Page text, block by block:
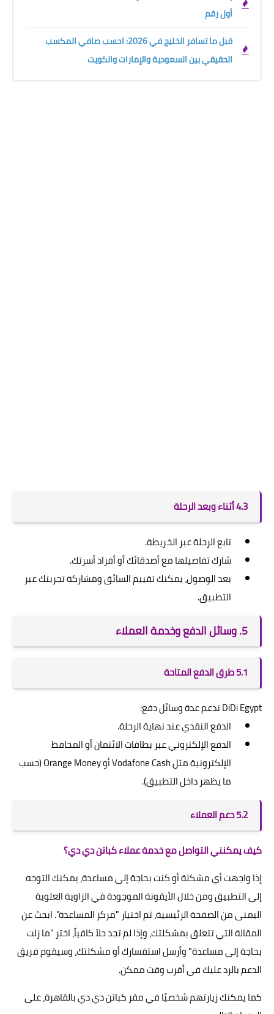
أول رقم
قبل ما تسافر الخليج في 2026: احسب صافي المكسب
الحقيقي بين السعودية والإمارات والكويت
4.3 أثناء وبعد الرحلة
تابع الرحلة عبر الخريطة.
شارك تفاصيلها مع أصدقائك أو أفراد أسرتك.
بعد الوصول، يمكنك تقييم السائق ومشاركة تجربتك عبر
التطبيق.
5. وسائل الدفع وخدمة العملاء
5.1 طرق الدفع المتاحة
DiDi Egypt تدعم عدة وسائل دفع:
الدفع النقدي عند نهاية الرحلة.
الدفع الإلكتروني عبر بطاقات الائتمان أو المحافظ
الإلكترونية مثل Vodafone Cash أو Orange Money (حسب
ما يظهر داخل التطبيق).
5.2 دعم العملاء
كيف يمكنني التواصل مع خدمة عملاء كباتن دي دي؟
إذا واجهت أي مشكلة أو كنت بحاجة إلى مساعدة، يمكنك التوجه
إلى التطبيق ومن خلال الأيقونة الموجودة في الزاوية العلوية
اليمنى من الصفحة الرئيسية، ثم اختيار "مركز المساعدة". ابحث عن
المقالة التي تتعلق بمشكلتك، وإذا لم تجد حلاً كافياً، اختر "ما زلت
بحاجة إلى مساعدة" وأرسل استفسارك أو مشكلتك، وسيقوم فريق
الدعم بالرد عليك في أقرب وقت ممكن.
كما يمكنك زيارتهم شخصيًا في مقر كباتن دي دي بالقاهرة، على